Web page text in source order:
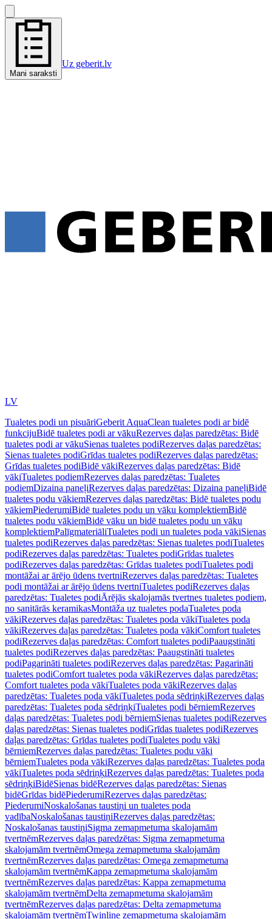
Mani saraksti
Uz geberit.lv
LV
Tualetes podi un pisuāriGeberit AquaClean tualetes podi ar bidē
funkcijuBidē tualetes podi ar vākuRezerves daļas paredzētas: Bidē
tualetes podi ar vākuSienas tualetes podiRezerves daļas paredzētas:
Sienas tualetes podiGrīdas tualetes podiRezerves daļas paredzētas:
Grīdas tualetes podiBidē vākiRezerves daļas paredzētas: Bidē
vākiTualetes podiemRezerves daļas paredzētas: Tualetes
podiemDizaina paneļiRezerves daļas paredzētas: Dizaina paneļiBidē
tualetes podu vākiemRezerves daļas paredzētas: Bidē tualetes podu
vākiemPiederumiBidē tualetes podu un vāku komplektiemBidē
tualetes podu vākiemBidē vāku un bidē tualetes podu un vāku
komplektiemPalīgmateriāliTualetes podi un tualetes poda vākiSienas
tualetes podiRezerves daļas paredzētas: Sienas tualetes podiTualetes
podiRezerves daļas paredzētas: Tualetes podiGrīdas tualetes
podiRezerves daļas paredzētas: Grīdas tualetes podiTualetes podi
montāžai ar ārējo ūdens tvertniRezerves daļas paredzētas: Tualetes
podi montāžai ar ārējo ūdens tvertniTualetes podiRezerves daļas
paredzētas: Tualetes podiĀrējās skalojamās tvertnes tualetes podiem,
no sanitārās keramikasMontāža uz tualetes podaTualetes poda
vākiRezerves daļas paredzētas: Tualetes poda vākiTualetes poda
vākiRezerves daļas paredzētas: Tualetes poda vākiComfort tualetes
podiRezerves daļas paredzētas: Comfort tualetes podiPaaugstināti
tualetes podiRezerves daļas paredzētas: Paaugstināti tualetes
podiPagarināti tualetes podiRezerves daļas paredzētas: Pagarināti
tualetes podiComfort tualetes poda vākiRezerves daļas paredzētas:
Comfort tualetes poda vākiTualetes poda vākiRezerves daļas
paredzētas: Tualetes poda vākiTualetes poda sēdriņķiRezerves daļas
paredzētas: Tualetes poda sēdriņķiTualetes podi bērniemRezerves
daļas paredzētas: Tualetes podi bērniemSienas tualetes podiRezerves
daļas paredzētas: Sienas tualetes podiGrīdas tualetes podiRezerves
daļas paredzētas: Grīdas tualetes podiTualetes podu vāki
bērniemRezerves daļas paredzētas: Tualetes podu vāki
bērniemTualetes poda vākiRezerves daļas paredzētas: Tualetes poda
vākiTualetes poda sēdriņķiRezerves daļas paredzētas: Tualetes poda
sēdriņķiBidēSienas bidēRezerves daļas paredzētas: Sienas
bidēGrīdas bidēPiederumiRezerves daļas paredzētas:
PiederumiNoskalošanas taustiņi un tualetes poda
vadībaNoskalošanas taustiņiRezerves daļas paredzētas:
Noskalošanas taustiņiSigma zemapmetuma skalojamām
tvertnēmRezerves daļas paredzētas: Sigma zemapmetuma
skalojamām tvertnēmOmega zemapmetuma skalojamām
tvertnēmRezerves daļas paredzētas: Omega zemapmetuma
skalojamām tvertnēmKappa zemapmetuma skalojamām
tvertnēmRezerves daļas paredzētas: Kappa zemapmetuma
skalojamām tvertnēmDelta zemapmetuma skalojamām
tvertnēmRezerves daļas paredzētas: Delta zemapmetuma
skalojamām tvertnēmTwinline zemapmetuma skalojamām